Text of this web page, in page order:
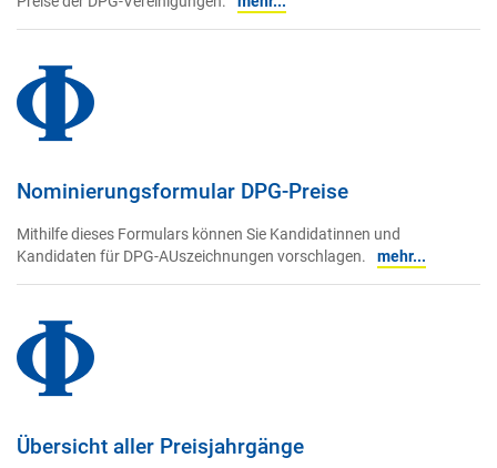
Nominierungsformular DPG-Preise
Mithilfe dieses Formulars können Sie Kandidatinnen und
Kandidaten für DPG-AUszeichnungen vorschlagen.
mehr...
Übersicht aller Preisjahrgänge